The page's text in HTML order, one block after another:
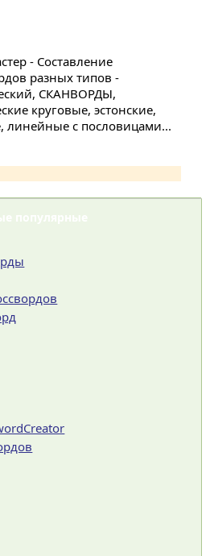
- Составление
разных типов -
СКАНВОРДЫ,
круговые, эстонские,
с пословицами...
популярные